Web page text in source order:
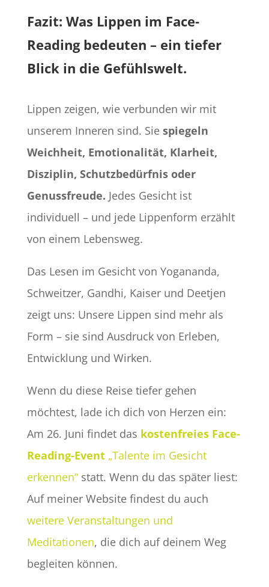
Fazit: Was Lippen im Face-
Reading bedeuten – ein tiefer
Blick in die Gefühlswelt.
Lippen zeigen, wie verbunden wir mit
unserem Inneren sind. Sie spiegeln
Weichheit, Emotionalität, Klarheit,
Disziplin, Schutzbedürfnis oder
Genussfreude. Jedes Gesicht ist
individuell – und jede Lippenform erzählt
von einem Lebensweg.
Das Lesen im Gesicht von Yogananda,
Schweitzer, Gandhi, Kaiser und Deetjen
zeigt uns: Unsere Lippen sind mehr als
Form – sie sind Ausdruck von Erleben,
Entwicklung und Wirken.
Wenn du diese Reise tiefer gehen
möchtest, lade ich dich von Herzen ein:
Am 26. Juni findet das kostenfreies Face-
Reading-Event„Talente im Gesicht
erkennen“statt. Wenn du das später liest:
Auf meiner Website findest du auch
weitere Veranstaltungen und
Meditationen, die dich auf deinem Weg
begleiten können.